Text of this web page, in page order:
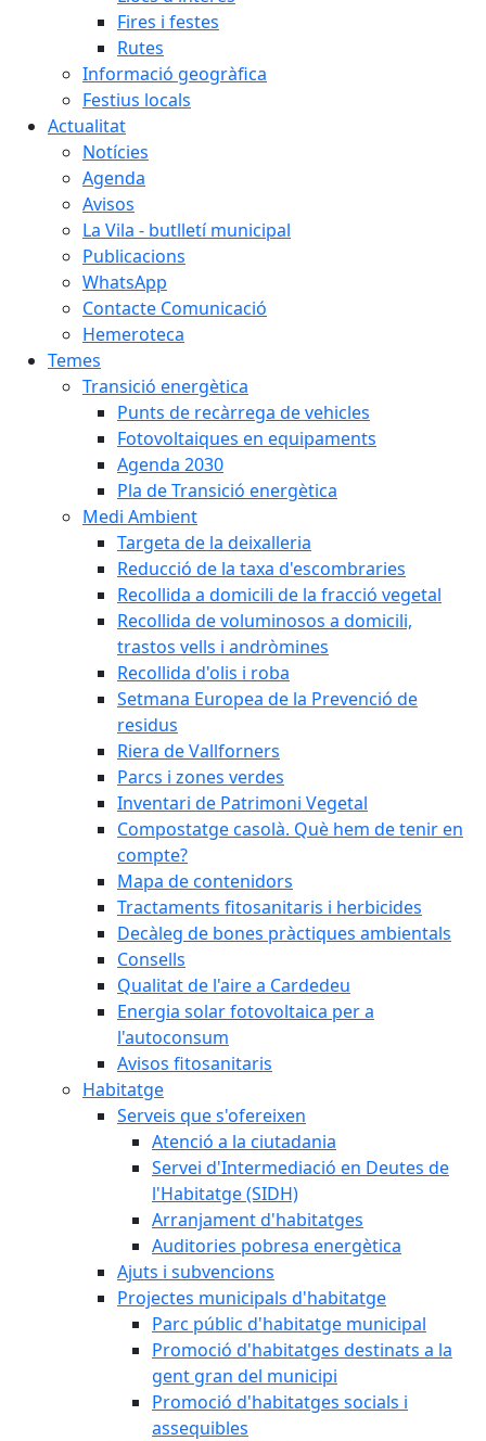
Fires i festes
Rutes
Informació geogràfica
Festius locals
Actualitat
Notícies
Agenda
Avisos
La Vila - butlletí municipal
Publicacions
WhatsApp
Contacte Comunicació
Hemeroteca
Temes
Transició energètica
Punts de recàrrega de vehicles
Fotovoltaiques en equipaments
Agenda 2030
Pla de Transició energètica
Medi Ambient
Targeta de la deixalleria
Reducció de la taxa d'escombraries
Recollida a domicili de la fracció vegetal
Recollida de voluminosos a domicili,
trastos vells i andròmines
Recollida d'olis i roba
Setmana Europea de la Prevenció de
residus
Riera de Vallforners
Parcs i zones verdes
Inventari de Patrimoni Vegetal
Compostatge casolà. Què hem de tenir en
compte?
Mapa de contenidors
Tractaments fitosanitaris i herbicides
Decàleg de bones pràctiques ambientals
Consells
Qualitat de l'aire a Cardedeu
Energia solar fotovoltaica per a
l'autoconsum
Avisos fitosanitaris
Habitatge
Serveis que s'ofereixen
Atenció a la ciutadania
Servei d'Intermediació en Deutes de
l'Habitatge (SIDH)
Arranjament d'habitatges
Auditories pobresa energètica
Ajuts i subvencions
Projectes municipals d'habitatge
Parc públic d'habitatge municipal
Promoció d'habitatges destinats a la
gent gran del municipi
Promoció d'habitatges socials i
assequibles